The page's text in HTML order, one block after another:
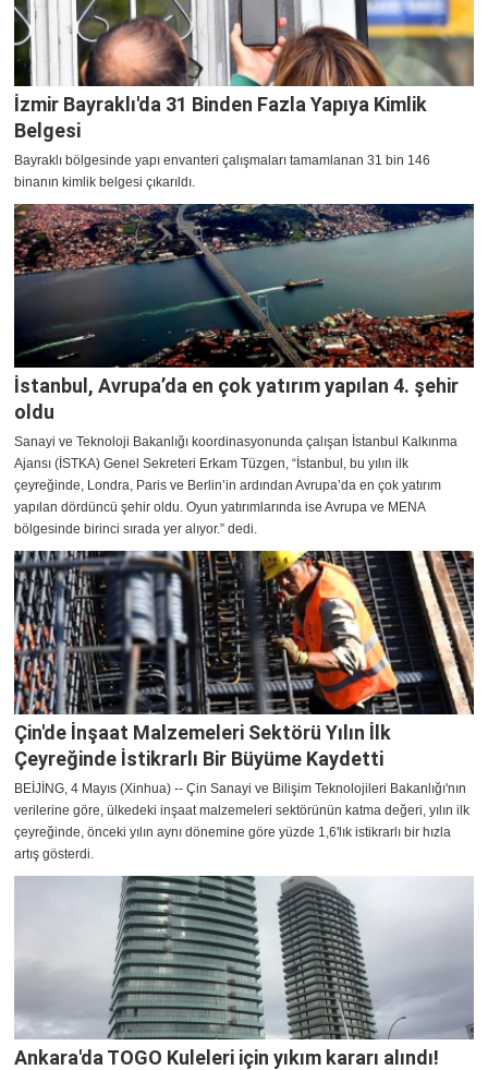
İzmir Bayraklı'da 31 Binden Fazla Yapıya Kimlik
Belgesi
Bayraklı bölgesinde yapı envanteri çalışmaları tamamlanan 31 bin 146
binanın kimlik belgesi çıkarıldı.
İstanbul, Avrupa’da en çok yatırım yapılan 4. şehir
oldu
Sanayi ve Teknoloji Bakanlığı koordinasyonunda çalışan İstanbul Kalkınma
Ajansı (İSTKA) Genel Sekreteri Erkam Tüzgen, “İstanbul, bu yılın ilk
çeyreğinde, Londra, Paris ve Berlin’in ardından Avrupa’da en çok yatırım
yapılan dördüncü şehir oldu. Oyun yatırımlarında ise Avrupa ve MENA
bölgesinde birinci sırada yer alıyor.” dedi.
Çin'de İnşaat Malzemeleri Sektörü Yılın İlk
Çeyreğinde İstikrarlı Bir Büyüme Kaydetti
BEİJİNG, 4 Mayıs (Xinhua) -- Çin Sanayi ve Bilişim Teknolojileri Bakanlığı'nın
verilerine göre, ülkedeki inşaat malzemeleri sektörünün katma değeri, yılın ilk
çeyreğinde, önceki yılın aynı dönemine göre yüzde 1,6'lık istikrarlı bir hızla
artış gösterdi.
Ankara'da TOGO Kuleleri için yıkım kararı alındı!